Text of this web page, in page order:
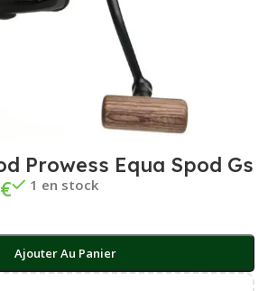
Prowess Equa Spod Gs
€
1 en stock
Ajouter Au Panier